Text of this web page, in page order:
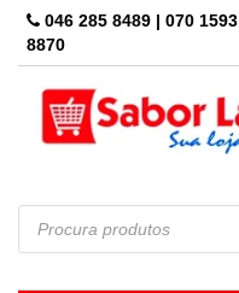
Skip
046 285 8489 | 070 1593
8870
Pesquisar
produtos